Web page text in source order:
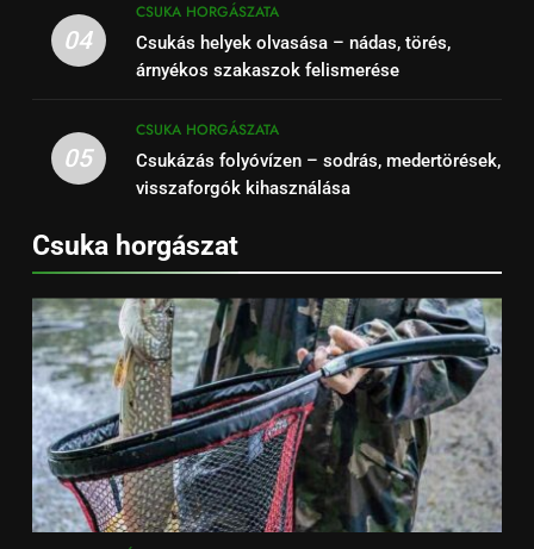
04
CSUKA HORGÁSZATA
Csukás helyek olvasása – nádas, törés,
árnyékos szakaszok felismerése
05
CSUKA HORGÁSZATA
Csukázás folyóvízen – sodrás, medertörések,
visszaforgók kihasználása
Csuka horgászat